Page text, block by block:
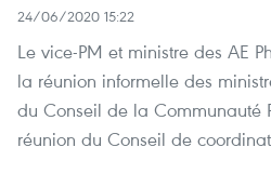
24/06/2020 15:22
Le vice-PM et ministre des AE
la réunion informelle des
du Conseil de la Communauté
réunion du Conseil de